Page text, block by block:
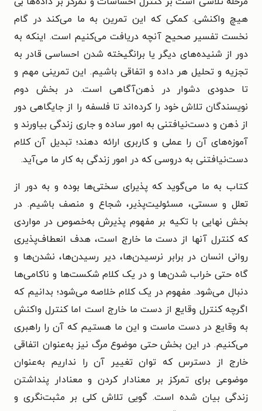
هیچ واکنشی. کمکی که این تمرین به ما می‌کند در گام
نخست تفسیر صحیح آنچه دریافت می‌کنیم است. اینکه به
دور از شنیده‌های دیگر یا برانگیخته شدن احساسی قادر به
تجزیه و تحلیل هر داده و اتفاقی باشیم. این تمرینی مهم و
تا حدودی دشوار در ذهن‌آگاهی است. در بخش دوم
نویسندگان تلاش خود را کرده‌اند تا فلسفه را از جایگاهی دور
از ذهن و دست‌نیافتنی به امور ساده و جاری زندگی بیاورند و
آموزه‌های آن را عملی و کاربری ارائه دهند؛ تبدیل آن کلام
دست‌نیافتنی به دروسی که در امور زندگی به کار ما می‌آید.
کتاب به ما می‌گوید که پذیرای سختی‌ها بوده و به دور از
تعلل و سستی، مسئولیت‌پذیر، شجاع و منصف باشیم. در
بخش نهایی با تکیه بر مفهوم پذیرش به‌خصوص در مواردی
که کنترل آنها از دست ما خارج است، هدف انعطاف‌پذیری
روانی انسان در برابر نرسیدن‌ها، دیر رسیدن‌ها، نشدن‌ها و
گاه حتی خراب شدن‌ها و در یک کلام شکست‌ها و ناکامی‌ها
دنبال می‌شود. مفهوم در یک کلام خلاصه می‌شود؛ بدانیم که
اگرچه کنترل وقایع از دست ما خارج است اما کنترل واکنش
به وقایع در دست ماست و این ما هستیم که آن را راهبری
می‌کنیم. در این بخش حتی موضوع مرگ نیز به‌عنوان اتفاقی
خارج از دسترس که توان تغییر آن را نداریم به‌عنوان
موضوعی برای تمرکز بر معنادار کردن و معنادار پنداشتن
زندگی بیان‌ شده است. گویی تلاش کلی بر مثبت‌نگری و